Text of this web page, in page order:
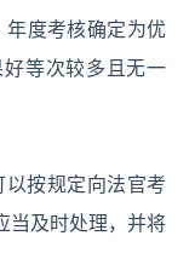
度考核确定为优
等次较多且无一
按规定向法官考
当及时处理，并将